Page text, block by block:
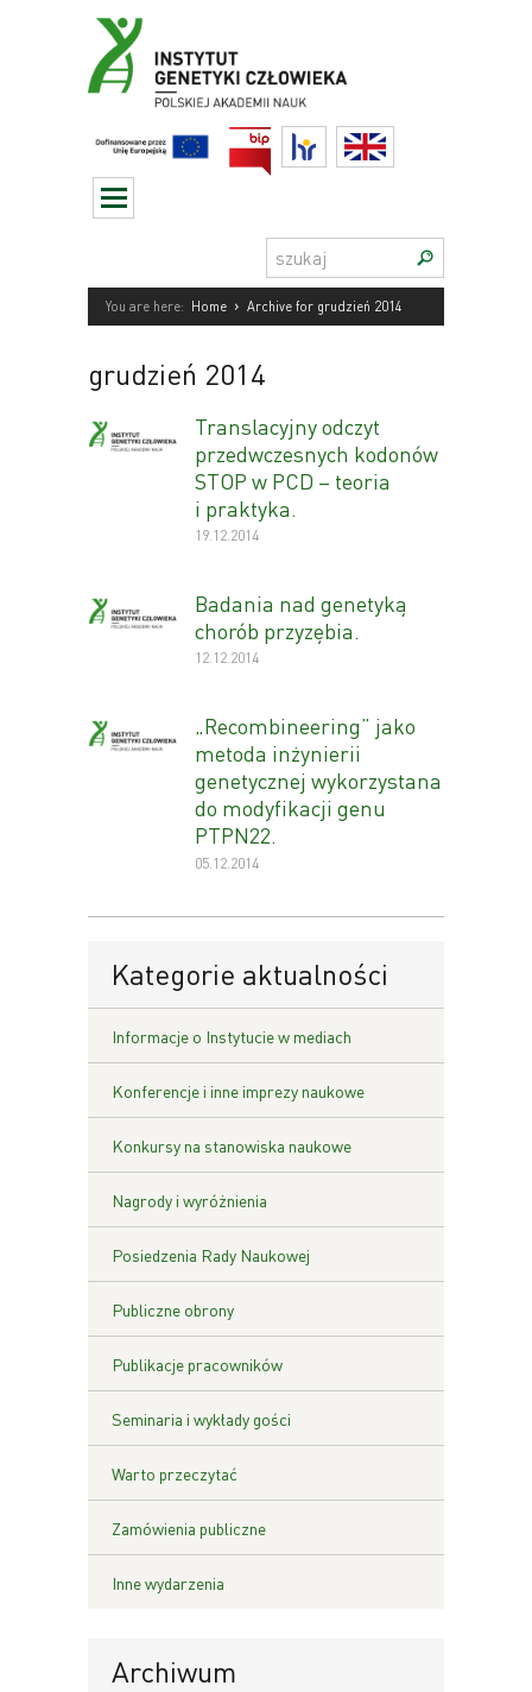
BIP HR
Szukaj:
You are here: Home › Archive for grudzień 2014
grudzień 2014
Translacyjny odczyt
przedwczesnych kodonów
STOP w PCD – teoria
i praktyka.
19.12.2014
Badania nad genetyką
chorób przyzębia.
12.12.2014
„Recombineering” jako
metoda inżynierii
genetycznej wykorzystana
do modyfikacji genu
PTPN22.
05.12.2014
Kategorie aktualności
Informacje o Instytucie w mediach
Konferencje i inne imprezy naukowe
Konkursy na stanowiska naukowe
Nagrody i wyróżnienia
Posiedzenia Rady Naukowej
Publiczne obrony
Publikacje pracowników
Seminaria i wykłady gości
Warto przeczytać
Zamówienia publiczne
Inne wydarzenia
Archiwum